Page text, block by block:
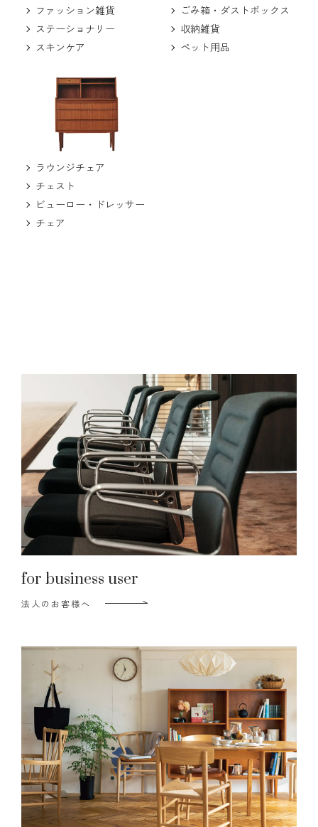
ファッション雑貨
ステーショナリー
スキンケア
ごみ箱・ダストボックス
収納雑貨
ペット用品
ラウンジチェア
チェスト
ビューロー・ドレッサー
チェア
for business user
法人のお客様へ